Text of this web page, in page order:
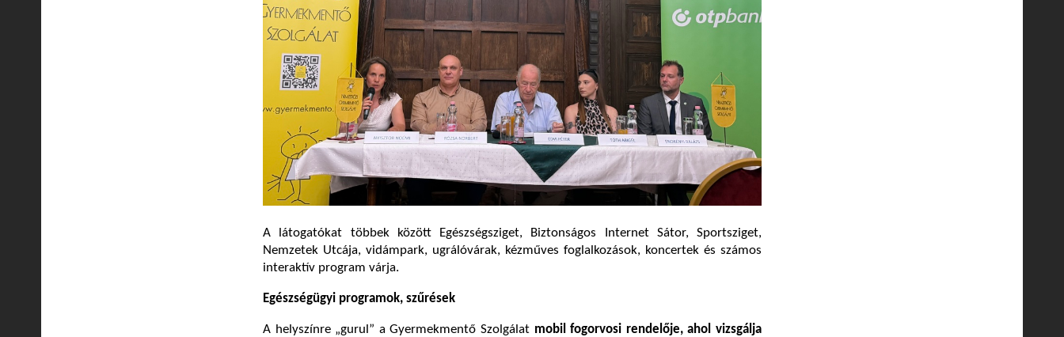
A látogatókat többek között Egészségsziget, Biztonságos Internet Sátor, Sportsziget,
Nemzetek Utcája, vidámpark, ugrálóvárak, kézműves foglalkozások, koncertek és számos
interaktív program várja.
Egészségügyi programok, szűrések
A helyszínre „gurul” a Gyermekmentő Szolgálat mobil fogorvosi rendelője, ahol vizsgálja